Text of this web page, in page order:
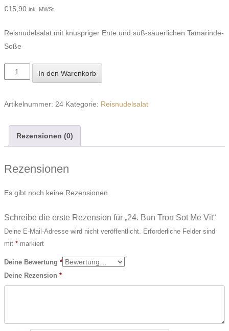
€15,90 ink. MWSt
Reisnudelsalat mit knuspriger Ente und süß-säuerlichen Tamarinde-
Soße
In den Warenkorb
Artikelnummer: 24 Kategorie: Reisnudelsalat
Rezensionen (0)
Rezensionen
Es gibt noch keine Rezensionen.
Schreibe die erste Rezension für „24. Bun Tron Sot Me Vit“
Deine E-Mail-Adresse wird nicht veröffentlicht.
Erforderliche Felder sind
mit * markiert
Deine Bewertung *
Deine Rezension *